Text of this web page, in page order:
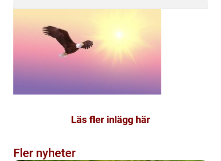
Läs fler inlägg här
Fler nyheter